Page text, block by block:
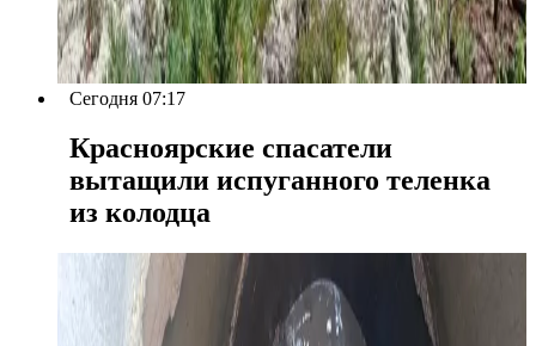
Сегодня 07:17
Красноярские спасатели
вытащили испуганного теленка
из колодца